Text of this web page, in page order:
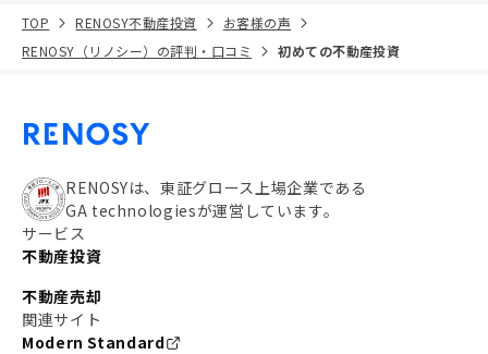
TOP RENOSY不動産投資
お客様の声
RENOSY（リノシー）の評判・口コミ
初めての不動産投資
RENOSYは、東証グロース上場企業である
GA technologiesが運営しています。
サービス
不動産投資
不動産売却
関連サイト
Modern Standard